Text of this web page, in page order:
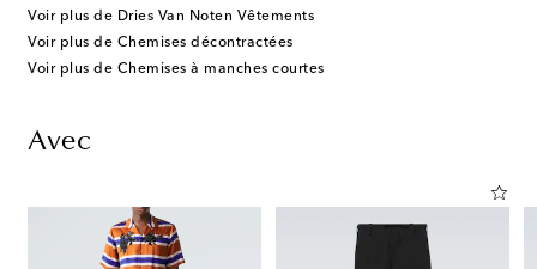
Voir plus de Dries Van Noten Vêtements
Voir plus de Chemises décontractées
Voir plus de Chemises à manches courtes
Avec